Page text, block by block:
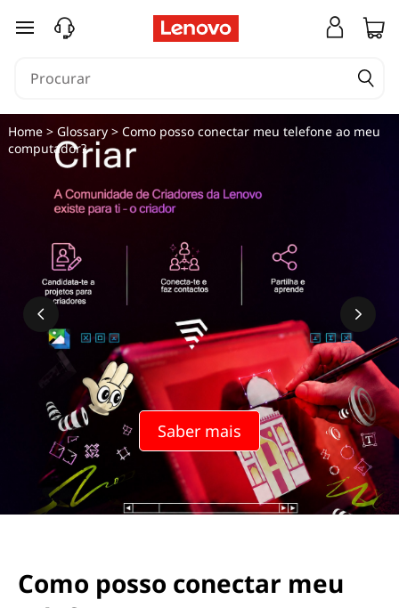
saltar para o conteúdo principal
Saber mais
Home> Glossary> Como posso conectar meu telefone ao meu
computador?
Como posso conectar meu